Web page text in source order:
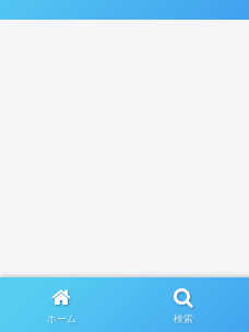
ホーム 検索